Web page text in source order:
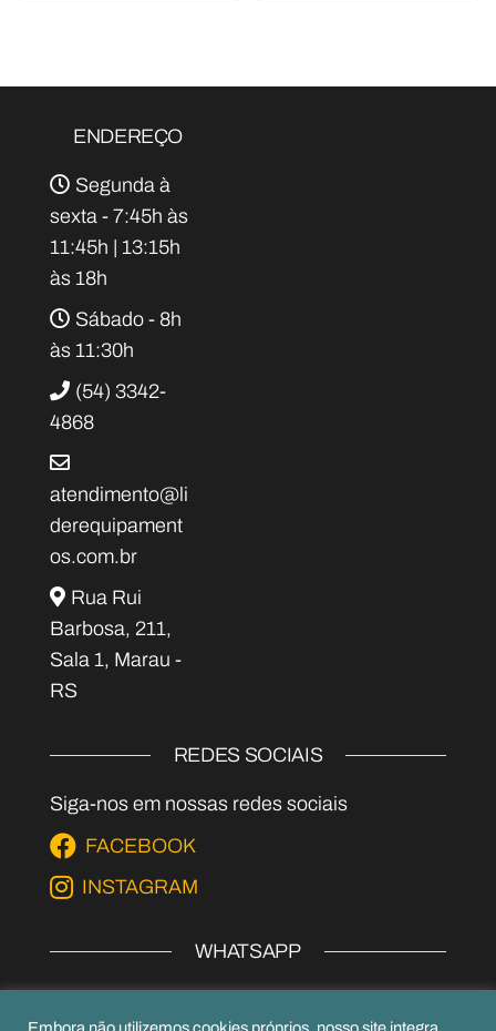
ENDEREÇO
Segunda à
sexta - 7:45h às
11:45h | 13:15h
às 18h
Sábado - 8h
às 11:30h
(54) 3342-
4868
atendimento@li
derequipament
os.com.br
Rua Rui
Barbosa, 211,
Sala 1, Marau -
RS
REDES SOCIAIS
Siga-nos em nossas redes sociais
FACEBOOK
INSTAGRAM
WHATSAPP